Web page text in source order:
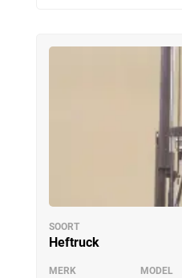
SOORT
Heftruck
MERK MODEL